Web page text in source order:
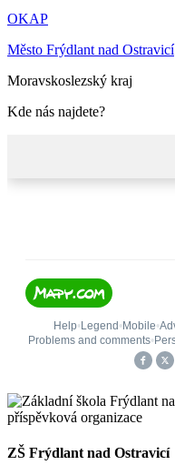
OKAP
Město Frýdlant nad Ostravicí
Moravskoslezský kraj
Kde nás najdete?
ZŠ Frýdlant nad Ostravicí